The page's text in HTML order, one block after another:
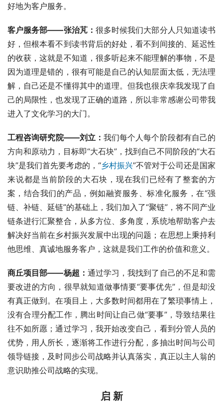
好地为客户服务。
客户服务部——张治芃： 很多时候我们大部分人只知道读书
好，但根本看不到读书背后的好处，看不到间接的、延迟性
的收获，这就是不知道，很多听起来不能理解的事物，不是
因为道理是错的，很有可能是自己的认知层面太低，无法理
解，自己还是不懂得其中的道理。但我也很庆幸我发现了自
己的局限性，也发现了正确的道路，所以非常感谢公司带我
进入了文化学习的大门。
工程咨询研究院——刘立： 我们每个人每个阶段都有自己的
方向和原动力，目标即“大石块”，找到自己不同阶段的“大石
块”是我们首先要考虑的，“乡村振兴”不管对于公司还是国家
来说都是当前阶段的大石块，现在我们已经有了整套的方
案，结合我们的产品，例如融资服务、标准化服务，在“强
链、补链、延链”的基础上，我们加入了“聚链”，将不同产业
链条进行汇聚整合，从多方位、多角度，系统地帮助客户去
解决好当前在乡村振兴发展中出现的问题；在思想上秉持利
他思维、真诚地服务客户，这就是我们工作的价值和意义。
商丘项目部——杨超： 通过学习，我找到了自己的不足和需
要改进的方向，很早就知道做事情要“要事优先”，但是却没
有真正做到。在项目上，大多数时间都用在了繁琐事情上，
没有合理分配工作，腾出时间让自己做“要事”，导致结果往
往不如所愿；通过学习，我开始改变自己，看到分管人员的
优势，用人所长，逐渐将工作进行分配，多抽出时间与公司
领导链接，及时同步公司战略并认真落实，真正以主人翁的
意识助推公司战略的实现。
启 新